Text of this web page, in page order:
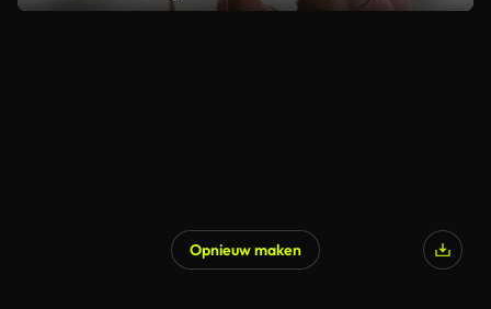
Opnieuw maken